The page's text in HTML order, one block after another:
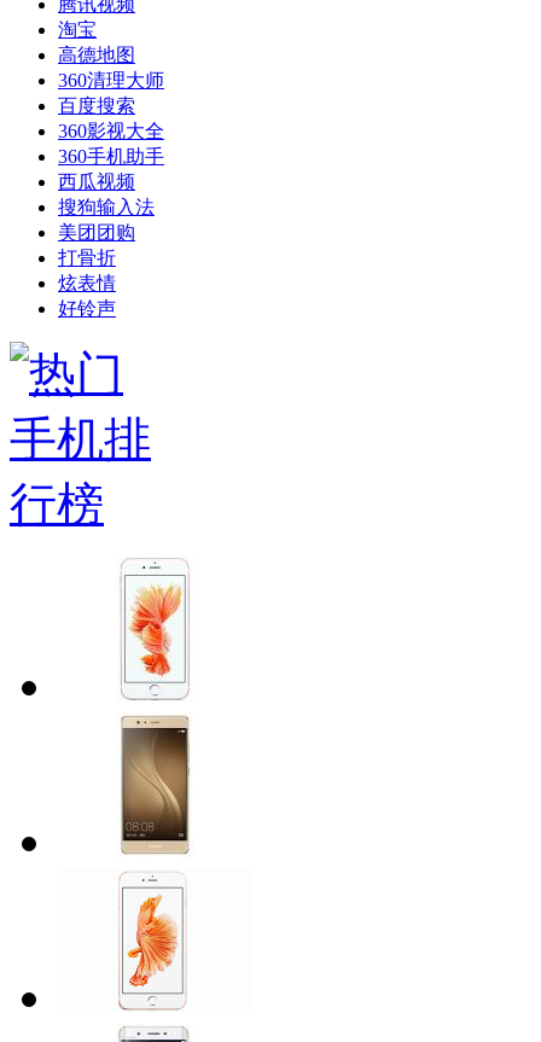
腾讯视频
淘宝
高德地图
360清理大师
百度搜索
360影视大全
360手机助手
西瓜视频
搜狗输入法
美团团购
打骨折
炫表情
好铃声